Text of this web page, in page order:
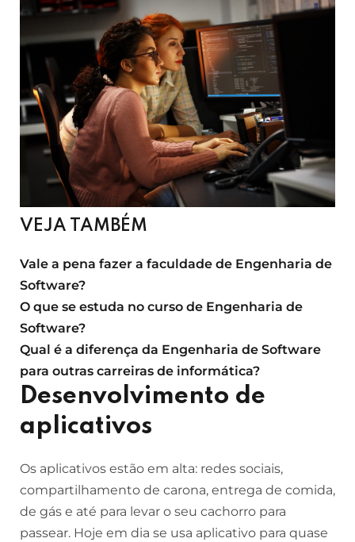
VEJA TAMBÉM
Vale a pena fazer a faculdade de Engenharia de
Software?
O que se estuda no curso de Engenharia de
Software?
Qual é a diferença da Engenharia de Software
para outras carreiras de informática?
Desenvolvimento de
aplicativos
Os aplicativos estão em alta: redes sociais,
compartilhamento de carona, entrega de comida,
de gás e até para levar o seu cachorro para
passear. Hoje em dia se usa aplicativo para quase